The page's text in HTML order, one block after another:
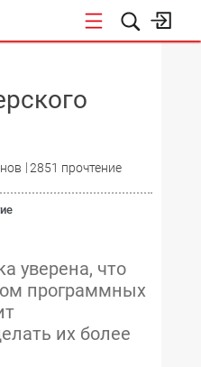
2851 прочтение
уверена, что
программных
их более